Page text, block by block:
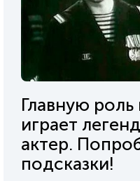
Главную
играет
актер.
подсказки!